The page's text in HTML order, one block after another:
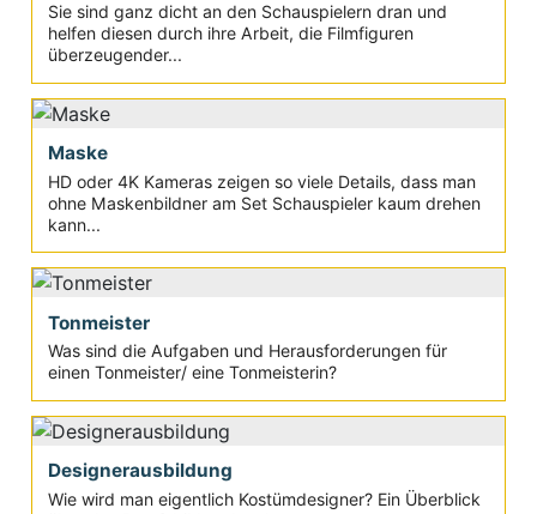
Sie sind ganz dicht an den Schauspielern dran und
helfen diesen durch ihre Arbeit, die Filmfiguren
überzeugender...
Maske
HD oder 4K Kameras zeigen so viele Details, dass man
ohne Maskenbildner am Set Schauspieler kaum drehen
kann...
Tonmeister
Was sind die Aufgaben und Herausforderungen für
einen Tonmeister/ eine Tonmeisterin?
Designerausbildung
Wie wird man eigentlich Kostümdesigner? Ein Überblick